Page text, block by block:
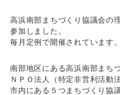
高浜南部まちづくり協議会の
参加しました。
毎月定例で開催されています。
南部地区にある高浜南部まち
ＮＰＯ法人（特定非営利活動
市内にある５つまちづくり協